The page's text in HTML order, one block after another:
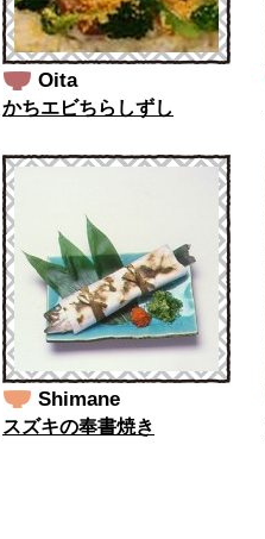
Oita
かちエビちらしずし
Shimane
スズキの奉書焼き